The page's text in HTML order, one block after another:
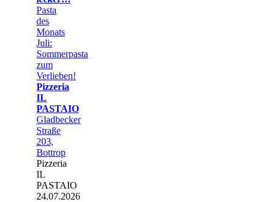
Pasta
des
Monats
Juli:
Sommerpasta
zum
Verlieben!
Pizzeria
IL
PASTAIO
Gladbecker
Straße
203,
Bottrop
Pizzeria
IL
PASTAIO
24.07.2026